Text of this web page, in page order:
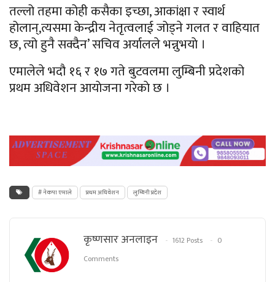
तल्लो तहमा कोही कसैका इच्छा, आकांक्षा र स्वार्थ
होलान्,त्यसमा केन्द्रीय नेतृत्वलाई जोड्ने गलत र वाहियात
छ, त्यो हुनै सक्दैन’ सचिव अर्यालले भन्नुभयाे ।
एमालेले भदौ १६ र १७ गते बुटवलमा लुम्बिनी प्रदेशको
प्रथम अधिवेशन आयाेजना गरेकाे छ ।
# नेकपा एमाले प्रथम अधिवेशन लुम्बिनी प्रदेश
कृष्णसार अनलाइन 1612 Posts
0
Comments